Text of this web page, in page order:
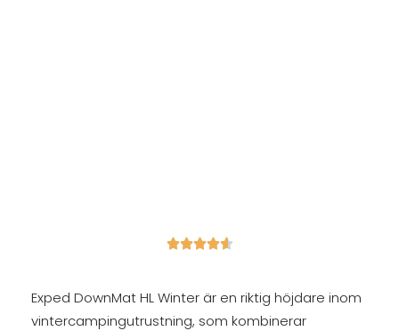

Exped DownMat HL Winter är en riktig höjdare inom
vintercampingutrustning, som kombinerar